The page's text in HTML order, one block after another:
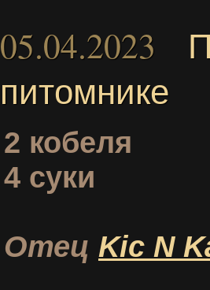
05.04.2023
питомнике
2 кобеля
4 суки
Отец Kic N